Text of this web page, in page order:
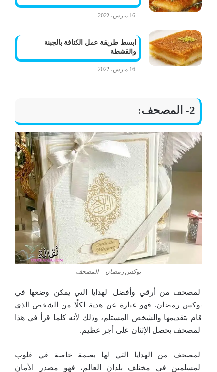
16 مارس، 2022
ابسط طريقة عمل الكنافة بالجبنة
والقشطة
16 مارس، 2022
2- المصحف:
بوكس رمضان – المصحف
المصحف من أرقي وأفضل الهدايا التي يمكن وضعها في
بوكس رمضان، فهو عبارة عن هدية لكلًا من الشخص الذي
قام بتقديمها والشخص المستلم، وذلك لأنه كلما قرأ في هذا
المصحف يحصل الإثنان على أجر عظيم.
المصحف من الهدايا التي لها بصمة خاصة في قلوب
المسلمين في مختلف بلدان العالم، فهو مصدر الأمان